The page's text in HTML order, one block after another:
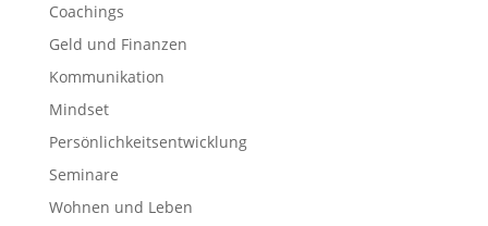
Coachings
Geld und Finanzen
Kommunikation
Mindset
Persönlichkeitsentwicklung
Seminare
Wohnen und Leben